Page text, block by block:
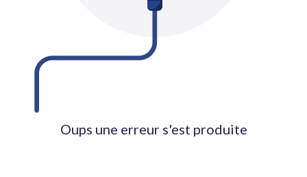
Oups une erreur s'est produite